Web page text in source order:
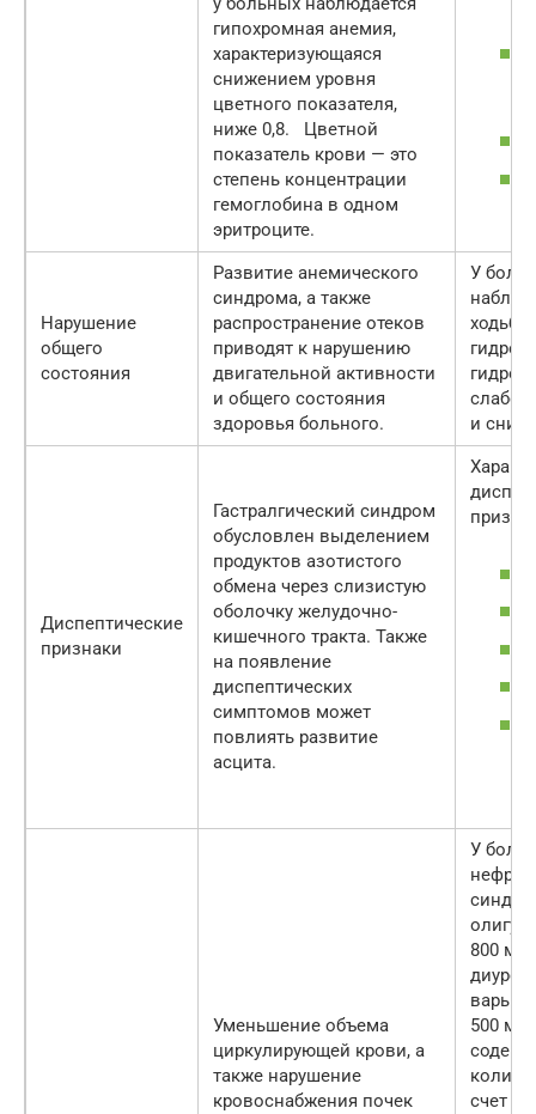
гипохромная анемия,
характеризующаяся
снижением уровня
цветного показателя,
ниже 0,8. Цветной
показатель крови — это
степень концентрации
гемоглобина в одном
эритроците.
Нарушение
общего
состояния
Развитие анемического
синдрома, а также
распространение отеков
приводят к нарушению
двигательной активности
и общего состояния
здоровья больного.
У
ходьбе
и
Диспептические
признаки
Гастралгический синдром
обусловлен выделением
продуктов азотистого
обмена через слизистую
оболочку желудочно-
кишечного тракта. Также
на появление
диспептических
симптомов может
повлиять развитие
асцита.
Уменьшение объема
циркулирующей крови, а
также нарушение
кровоснабжения почек
У
800
500
счет